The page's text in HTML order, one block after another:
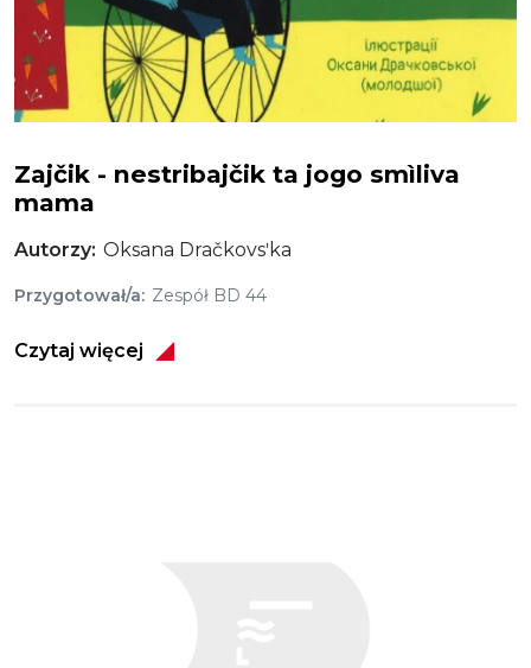
Zajčik - nestribajčik ta jogo smìliva
mama
Autorzy Oksana Dračkovsʹka
Przygotował/a Zespół BD 44
Czytaj więcej